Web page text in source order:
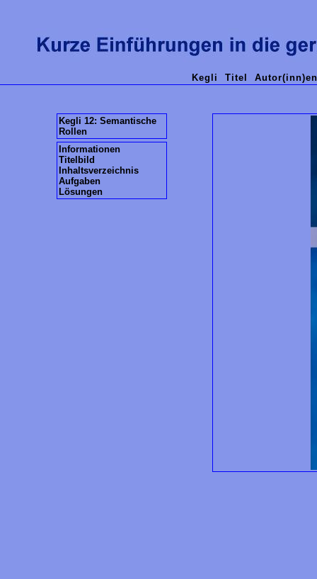
Kegli Titel Autor(inn)en
Kegli 12: Semantische
Rollen
Informationen
Titelbild
Inhaltsverzeichnis
Aufgaben
Lösungen